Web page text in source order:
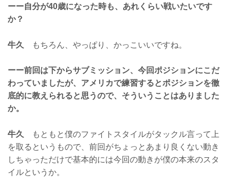
ーー自分が40歳になった時も、あれくらい戦いたいです
か？
牛久 もちろん、やっぱり、かっこいいですね。
ーー前回は下からサブミッション、今回ポジションにこだ
わっていましたが、アメリカで練習するとポジションを徹
底的に教えられると思うので、そういうことはありました
か。
牛久
もともと僕のファイトスタイルがタックル言って上
を取るというもので、前回がちょっとあまり良くない動き
しちゃっただけで基本的には今回の動きが僕の本来のスタ
イルというか。